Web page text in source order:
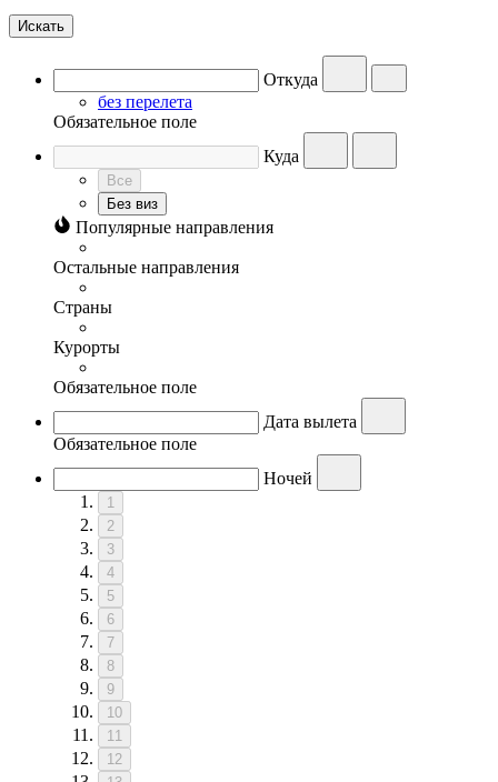
Искать
Откуда
без перелета
Обязательное поле
Куда
Все
Без виз
Популярные направления
Остальные направления
Страны
Курорты
Обязательное поле
Дата вылета
Обязательное поле
Ночей
1
2
3
4
5
6
7
8
9
10
11
12